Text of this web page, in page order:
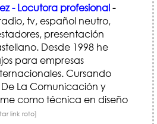
- Locutora profesional-
tv, español neutro,
presentación
Desde 1998 he
para empresas
Cursando
La Comunicación y
como técnica en diseño
link roto]